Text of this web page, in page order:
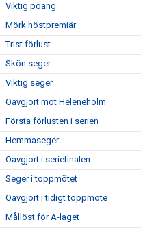
Viktig poäng
Mörk höstpremiär
Trist förlust
Skön seger
Viktig seger
Oavgjort mot Heleneholm
Första förlusten i serien
Hemmaseger
Oavgjort i seriefinalen
Seger i toppmötet
Oavgjort i tidigt toppmöte
Mållöst för A-laget